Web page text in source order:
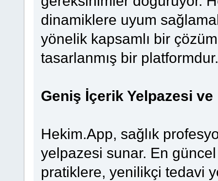
dinamiklere uyum
yönelik kapsamlı bir
tasarlanmış bir platformdur.
Geniş İçerik Yelpazesi
Hekim.App, sağlık
yelpazesi sunar. En
pratiklere, yenilikçi tedavi